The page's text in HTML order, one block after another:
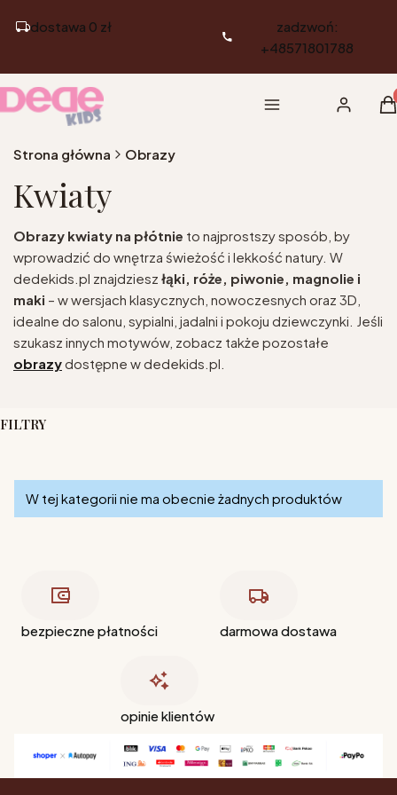
dostawa 0 zł
zadzwoń:
+48571801788
Menu Zaloguj się
Strona główna Obrazy
Kwiaty
Obrazy kwiaty na płótnie to najprostszy sposób, by
wprowadzić do wnętrza świeżość i lekkość natury. W
dedekids.pl znajdziesz łąki, róże, piwonie, magnolie i
maki – w wersjach klasycznych, nowoczesnych oraz 3D,
idealne do salonu, sypialni, jadalni i pokoju dziewczynki. Jeśli
szukasz innych motywów, zobacz także pozostałe
obrazydostępne w dedekids.pl.
FILTRY
Lista produktów
W tej kategorii nie ma obecnie żadnych produktów
bezpieczne płatności darmowa dostawa
opinie klientów